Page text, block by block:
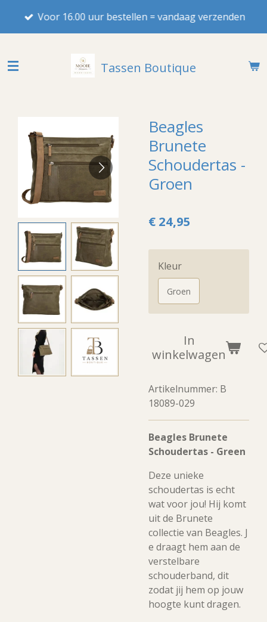
hoofdinhoud
Voor 16.00 uur bestellen = vandaag verzenden
Tassen Boutique
Beagles
Brunete
Schoudertas -
Groen
€ 24,95
Kleur
Groen
In
winkelwagen
Artikelnummer: B
18089-029
Beagles Brunete
Schoudertas - Green
Deze unieke
schoudertas is echt
wat voor jou! Hij komt
uit de Brunete
collectie van Beagles. J
e draagt hem aan de
verstelbare
schouderband, dit
zodat jij hem op jouw
hoogte kunt dragen.